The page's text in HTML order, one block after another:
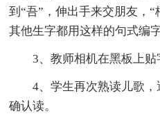
到“吾”，伸出手来交朋友，“
其他生字都用这样的句式编字
3、教师相机在黑板上贴
4、学生再次熟读儿歌
确认读。